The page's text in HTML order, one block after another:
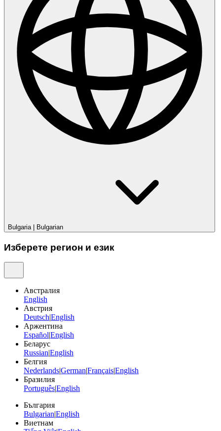
Bulgaria| Bulgarian
Изберете регион и език
Австралия
English
Австрия
DeutschEnglish
Аржентина
EspañolEnglish
Беларус
RussianEnglish
Белгия
NederlandsGermanFrançaisEnglish
Бразилия
PortuguêsEnglish
България
BulgarianEnglish
Виетнам